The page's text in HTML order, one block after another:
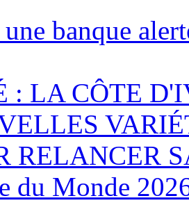
banque
: LA CÔTE
RELANCER
du Monde